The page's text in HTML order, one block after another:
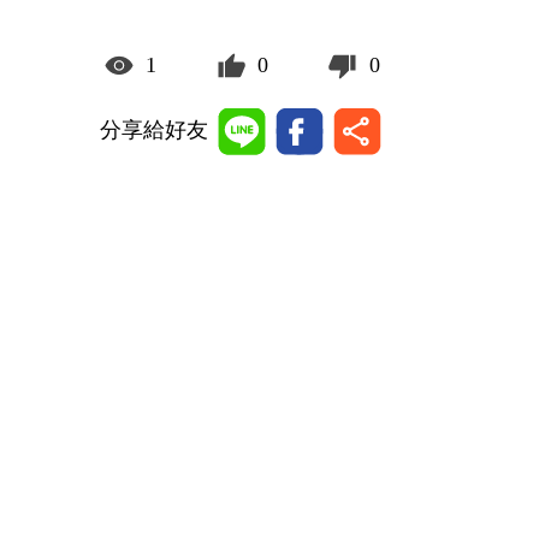
1 0 0
分享給好友